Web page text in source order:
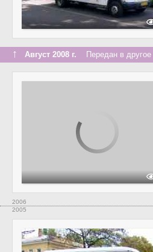
↑ Август 2008 г. Передан в другое
2006
2005